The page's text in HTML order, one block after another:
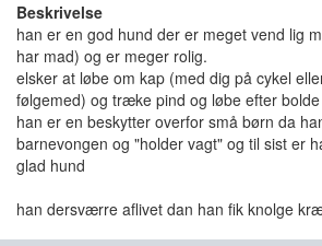
Beskrivelse
han er en god hund der er meget vend lig
har mad) og er meger rolig.
elsker at løbe om kap (med dig på cykel
følgemed) og træke pind og løbe efter bolde
han er en beskytter overfor små børn da
barnevongen og "holder vagt" og til sist er
glad hund
han dersværre aflivet dan han fik knolge